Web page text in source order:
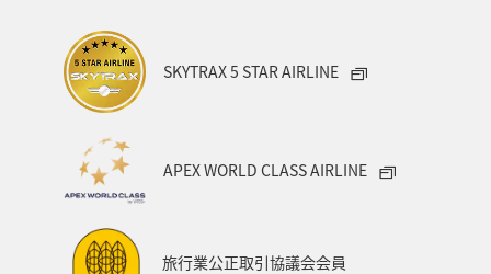
SKYTRAX 5 STAR AIRLINE
APEX WORLD CLASS AIRLINE
旅行業公正取引協議会会員